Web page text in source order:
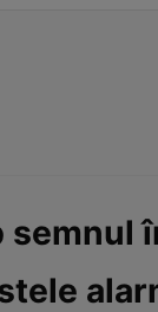
semnul